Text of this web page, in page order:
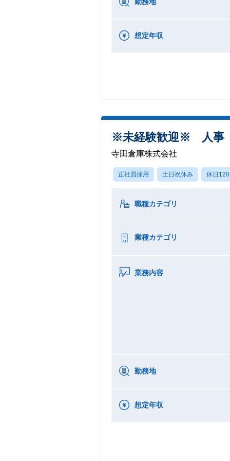
想定年収
※未経験歓迎※ 人事（
寺田倉庫株式会社
正社員採用 土日祝休み 休日
職種カテゴリ
業種カテゴリ
業務内容
勤務地
想定年収